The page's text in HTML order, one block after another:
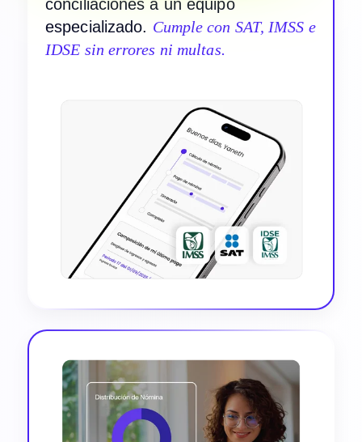
conciliaciones a un equipo
especializado. Cumple con SAT, IMSS e
IDSE sin errores ni multas.